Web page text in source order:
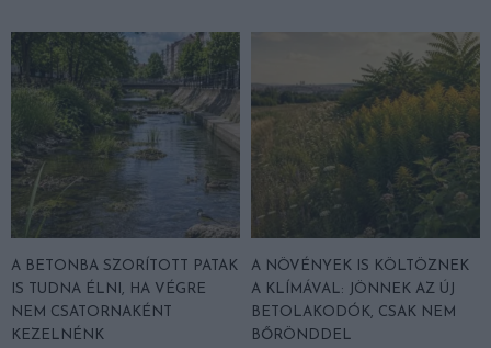
A BETONBA SZORÍTOTT PATAK
IS TUDNA ÉLNI, HA VÉGRE
NEM CSATORNAKÉNT
KEZELNÉNK
A NÖVÉNYEK IS KÖLTÖZNEK
A KLÍMÁVAL: JÖNNEK AZ ÚJ
BETOLAKODÓK, CSAK NEM
BŐRÖNDDEL